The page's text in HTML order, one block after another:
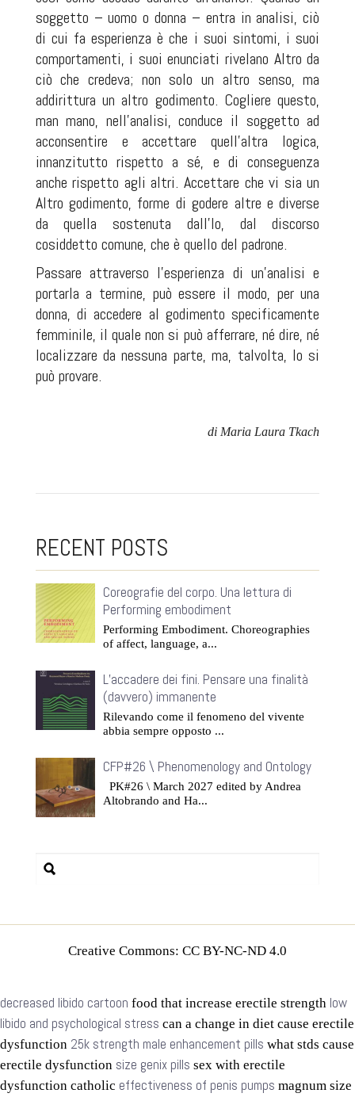
soggetto – uomo o donna – entra in analisi, ciò
di cui fa esperienza è che i suoi sintomi, i suoi
comportamenti, i suoi enunciati rivelano Altro da
ciò che credeva; non solo un altro senso, ma
addirittura un altro godimento. Cogliere questo,
man mano, nell’analisi, conduce il soggetto ad
acconsentire e accettare quell’altra logica,
innanzitutto rispetto a sé, e di conseguenza
anche rispetto agli altri. Accettare che vi sia un
Altro godimento, forme di godere altre e diverse
da quella sostenuta dall’Io, dal discorso
cosiddetto comune, che è quello del padrone.
Passare attraverso l’esperienza di un’analisi e
portarla a termine, può essere il modo, per una
donna, di accedere al godimento specificamente
femminile, il quale non si può afferrare, né dire, né
localizzare da nessuna parte, ma, talvolta, lo si
può provare.
di Maria Laura Tkach
RECENT POSTS
Coreografie del corpo. Una lettura di
Performing embodiment
Performing Embodiment. Choreographies
of affect, language, a...
L’accadere dei fini. Pensare una finalità
(davvero) immanente
Rilevando come il fenomeno del vivente
abbia sempre opposto ...
CFP#26 \ Phenomenology and Ontology
PK#26 \ March 2027 edited by Andrea
Altobrando and Ha...
Creative Commons: CC BY-NC-ND 4.0
decreased libido cartoon food that increase erectile strength low
libido and psychological stress can a change in diet cause erectile
dysfunction 25k strength male enhancement pills what stds cause
erectile dysfunction size genix pills sex with erectile
dysfunction catholic effectiveness of penis pumps magnum size